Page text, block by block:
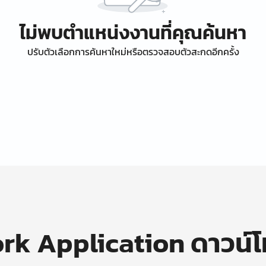
ไม่พบตำแหน่งงานที่คุณค้นหา
ปรับตัวเลือกการค้นหาใหม่หรือตรวจสอบตัวสะกดอีกครั้ง
Application ดาวน์